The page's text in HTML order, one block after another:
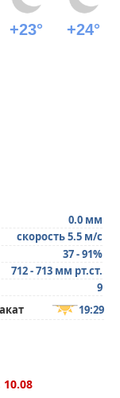
+23° +24°
0.0 мм
скорость 5.5 м/с
37 - 91%
712 - 713 мм рт.ст.
9
19:29